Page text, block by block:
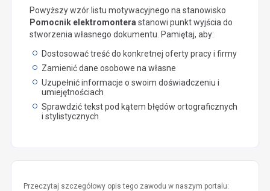
Powyższy wzór listu motywacyjnego na stanowisko
Pomocnik elektromontera stanowi punkt wyjścia do
stworzenia własnego dokumentu. Pamiętaj, aby:
Dostosować treść do konkretnej oferty pracy i firmy
Zamienić dane osobowe na własne
Uzupełnić informacje o swoim doświadczeniu i
umiejętnościach
Sprawdzić tekst pod kątem błędów ortograficznych
i stylistycznych
Przeczytaj szczegółowy opis tego zawodu w naszym portalu: